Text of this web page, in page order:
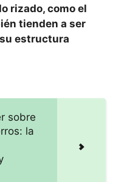
rizado, como el
tienden a ser
estructura
sobre
la